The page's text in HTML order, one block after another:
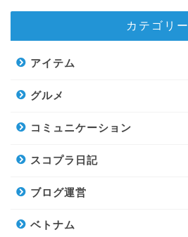
カテゴリー
アイテム
グルメ
コミュニケーション
スコプラ日記
ブログ運営
ベトナム